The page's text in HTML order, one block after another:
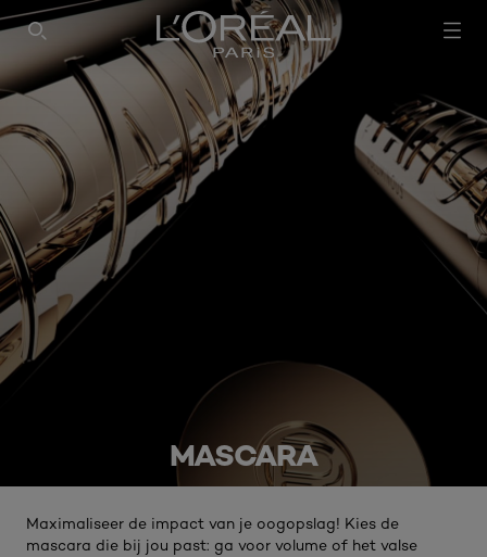
SEARCH THIS SITE
MASCARA
Maximaliseer de impact van je oogopslag! Kies de
mascara die bij jou past: ga voor volume of het valse